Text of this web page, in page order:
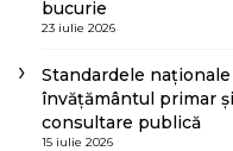
bucurie
23 iulie 2026
Standardele
învățământul primar
consultare publică
15 iulie 2026